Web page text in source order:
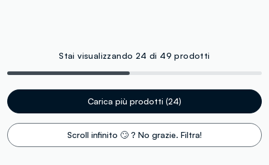
Stai visualizzando 24 di 49 prodotti
Carica più prodotti (24)
Scroll infinito 🙄 ? No grazie. Filtra!